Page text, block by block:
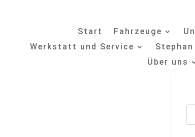
Start Fahrzeuge
Werkstatt und Service
Über uns